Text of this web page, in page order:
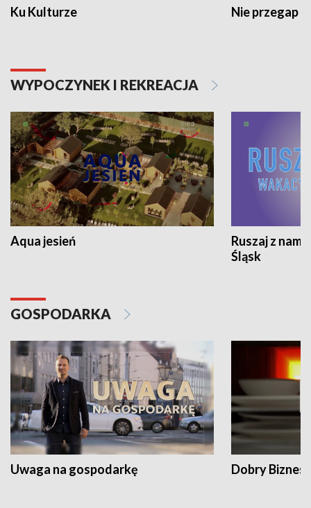
Ku Kulturze Nie przegap
WYPOCZYNEK I REKREACJA
Aqua jesień
Ruszaj z
Śląsk
GOSPODARKA
Uwaga na gospodarkę Dobry Biznes